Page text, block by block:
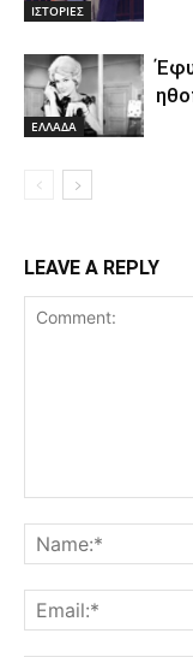
ΙΣΤΟΡΙΕΣ
ΕΛΛΑΔΑ
LEAVE A REPLY